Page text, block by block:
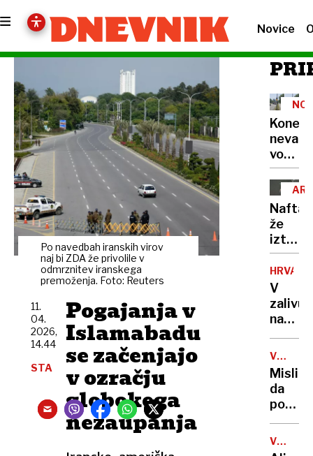
Novice
Po navedbah iranskih virov
naj bi ZDA že privolile v
odmrznitev iranskega
premoženja. Foto: Reuters
Pogajanja v
Islamabadu
se začenjajo
v ozračju
globokega
nezaupanja
11.
04.
2026,
14.44
STA
Konec
voženj
skozi
Podvoz
na
Nafta
že
izteka:
če
se
bo
nasedli
tanker
V
zalivu
na
našli
truplo
24-
V
da
pivo?
5000
let
NEDA